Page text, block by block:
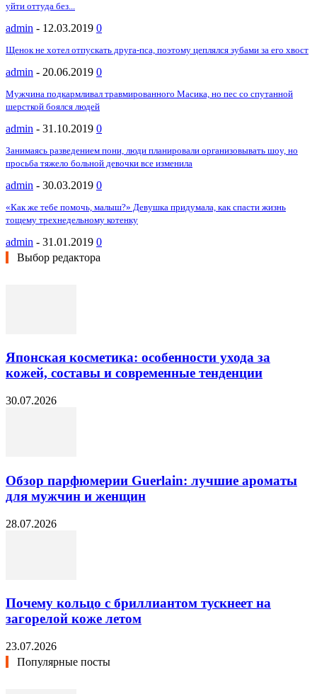
уйти оттуда без...
admin - 12.03.2019 0
Щенок не хотел отпускать друга-пса, поэтому цеплялся зубами за его хвост
admin - 20.06.2019 0
Мужчина подкармливал травмированного Масика, но пес со спутанной
шерсткой боялся людей
admin - 31.10.2019 0
Занимаясь разведением пони, люди планировали организовывать шоу, но
просьба тяжело больной девочки все изменила
admin - 30.03.2019 0
«Как же тебе помочь, малыш?» Девушка придумала, как спасти жизнь
тощему трехнедельному котенку
admin - 31.01.2019 0
Выбор редактора
Японская косметика: особенности ухода за
кожей, составы и современные тенденции
30.07.2026
Обзор парфюмерии Guerlain: лучшие ароматы
для мужчин и женщин
28.07.2026
Почему кольцо с бриллиантом тускнеет на
загорелой коже летом
23.07.2026
Популярные посты